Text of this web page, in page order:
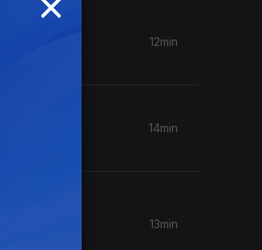
12min
14min
13min